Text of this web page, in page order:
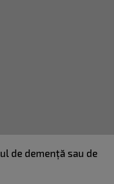
de demență sau de